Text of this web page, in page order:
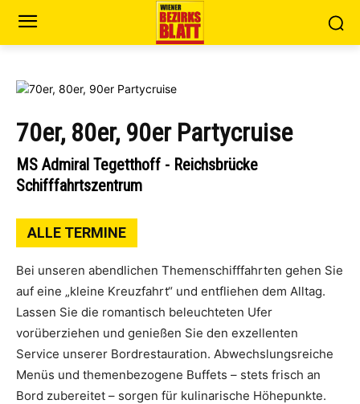
70er, 80er, 90er Partycruise
MS Admiral Tegetthoff - Reichsbrücke
Schifffahrtszentrum
ALLE TERMINE
Bei unseren abendlichen Themenschifffahrten gehen Sie
auf eine „kleine Kreuzfahrt“ und entfliehen dem Alltag.
Lassen Sie die romantisch beleuchteten Ufer
vorüberziehen und genießen Sie den exzellenten
Service unserer Bordrestauration. Abwechslungsreiche
Menüs und themenbezogene Buffets – stets frisch an
Bord zubereitet – sorgen für kulinarische Höhepunkte.